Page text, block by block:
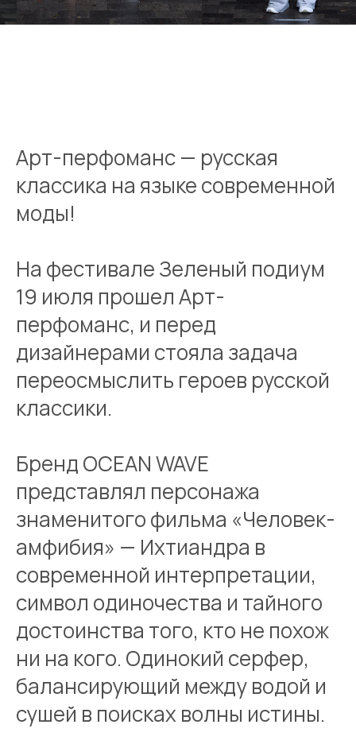
Арт-перфоманс — русская
классика на языке современной
моды!
На фестивале Зеленый подиум
19 июля прошел Арт-
перфоманс, и перед
дизайнерами стояла задача
переосмыслить героев русской
классики.
Бренд OCEAN WAVE
представлял персонажа
знаменитого фильма «Человек-
амфибия» — Ихтиандра в
современной интерпретации,
символ одиночества и тайного
достоинства того, кто не похож
ни на кого. Одинокий серфер,
балансирующий между водой и
сушей в поисках волны истины.